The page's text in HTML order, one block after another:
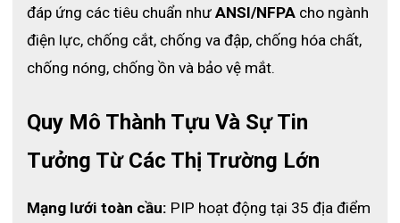
đáp ứng các tiêu chuẩn như ANSI/NFPA cho ngành
điện lực, chống cắt, chống va đập, chống hóa chất,
chống nóng, chống ồn và bảo vệ mắt.
Quy Mô Thành Tựu Và Sự Tin
Tưởng Từ Các Thị Trường Lớn
Mạng lưới toàn cầu: PIP hoạt động tại 35 địa điểm